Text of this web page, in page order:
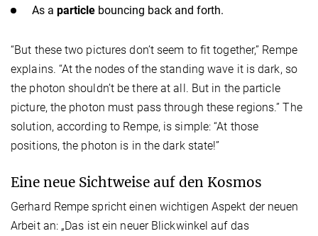
As a particle bouncing back and forth.
“But these two pictures don’t seem to fit together,” Rempe
explains. “At the nodes of the standing wave it is dark, so
the photon shouldn’t be there at all. But in the particle
picture, the photon must pass through these regions.” The
solution, according to Rempe, is simple: “At those
positions, the photon is in the dark state!”
Eine neue Sichtweise auf den Kosmos
Gerhard Rempe spricht einen wichtigen Aspekt der neuen
Arbeit an: „Das ist ein neuer Blickwinkel auf das